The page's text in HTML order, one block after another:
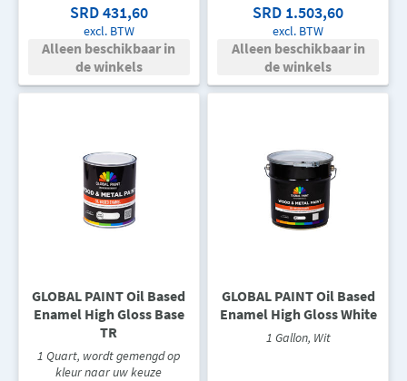
SRD 431,60
excl. BTW
Alleen beschikbaar in
de winkels
SRD 1.503,60
excl. BTW
Alleen beschikbaar in
de winkels
GLOBAL PAINT Oil Based
Enamel High Gloss Base
TR
1 Quart, wordt gemengd op
kleur naar uw keuze
GLOBAL PAINT Oil Based
Enamel High Gloss White
1 Gallon, Wit